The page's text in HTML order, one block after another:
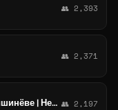
👥 2,393
👥 2,371
Аренда Кишинёв | Квартиры в Кишинёве | Недвижимость Кишинёве 👥 2,197